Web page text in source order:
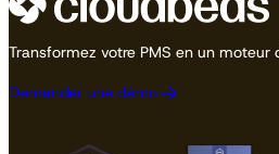
Transformez votre PMS en un
Demander une démo